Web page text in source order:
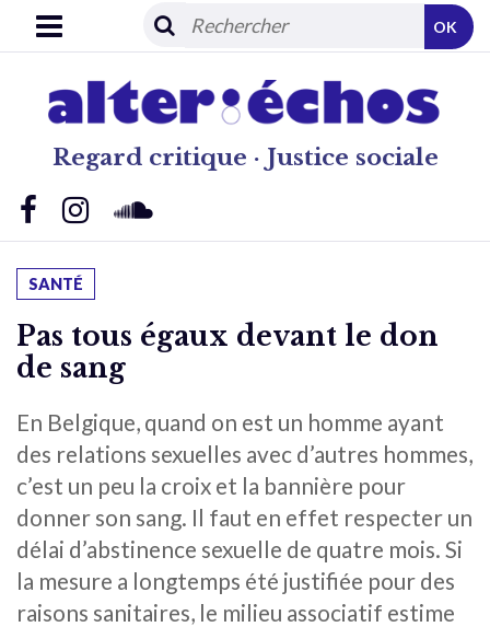
Regard critique · Justice sociale
OK
SANTÉ
Pas tous égaux devant le don
de sang
En Belgique, quand on est un homme ayant
des relations sexuelles avec d’autres hommes,
c’est un peu la croix et la bannière pour
donner son sang. Il faut en effet respecter un
délai d’abstinence sexuelle de quatre mois. Si
la mesure a longtemps été justifiée pour des
raisons sanitaires, le milieu associatif estime